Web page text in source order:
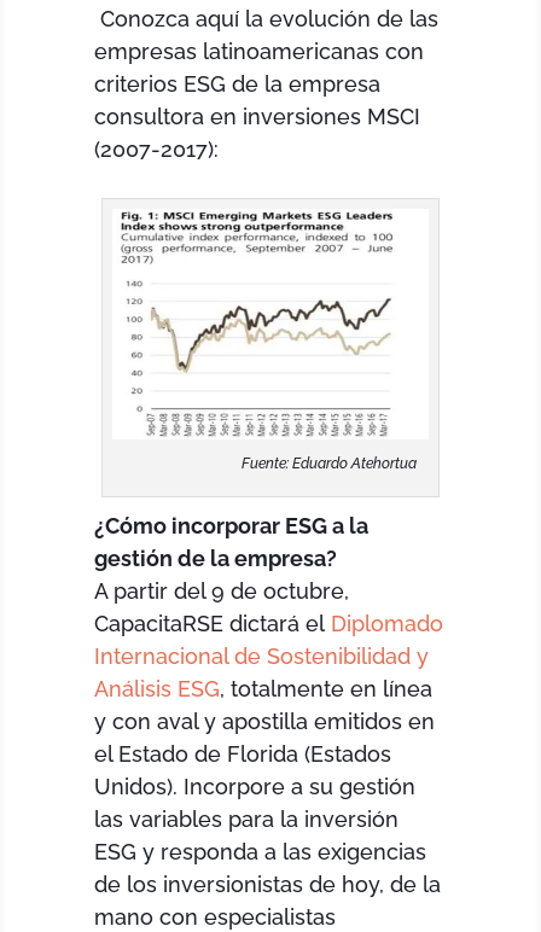
Conozca aquí la evolución de las
empresas latinoamericanas con
criterios ESG de la empresa
consultora en inversiones MSCI
(2007-2017):
Fuente: Eduardo Atehortua
¿Cómo incorporar ESG a la
gestión de la empresa?
A partir del 9 de octubre,
CapacitaRSE dictará el Diplomado
Internacional de Sostenibilidad y
Análisis ESG, totalmente en línea
y con aval y apostilla emitidos en
el Estado de Florida (Estados
Unidos). Incorpore a su gestión
las variables para la inversión
ESG y responda a las exigencias
de los inversionistas de hoy, de la
mano con especialistas